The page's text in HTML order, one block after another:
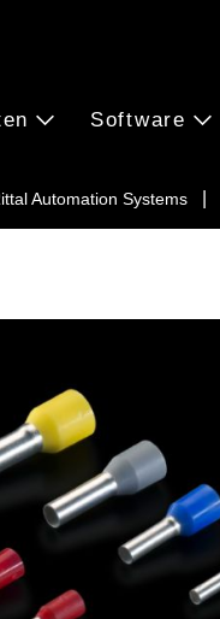
Automation Systems
Software